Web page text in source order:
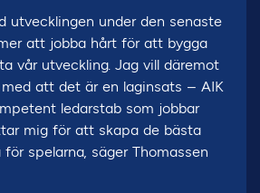
utvecklingen under den senaste
att jobba hårt för att bygga
vår utveckling. Jag vill däremot
att det är en laginsats – AIK
ledarstab som jobbar
mig för att skapa de bästa
spelarna, säger Thomassen